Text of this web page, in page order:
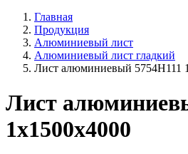
Главная
Продукция
Алюминиевый лист
Алюминиевый лист гладкий
Лист алюминиевый 5754Н111
Лист
1х1500х4000